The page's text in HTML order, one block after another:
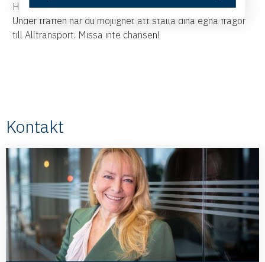
Handelskammaren.
Under träffen har du möjlighet att ställa dina egna frågor
till Alltransport. Missa inte chansen!
Kontakt